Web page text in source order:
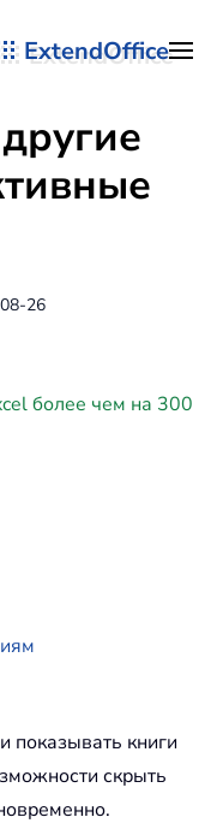
ExtendOffice
26
более чем на 300
книги
скрыть